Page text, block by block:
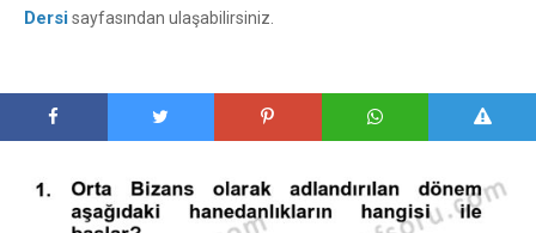
Dersisayfasından ulaşabilirsiniz.